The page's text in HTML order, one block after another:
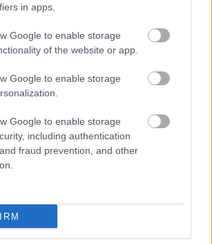
in apps.
Google to enable storage
of the website or app.
Google to enable storage
Google to enable storage
including authentication
fraud prevention, and other
FORMA-1
Kimi Räikkönen, akinek több
világbajnoki címet kellett volna
nyernie a McLarennel
FORMA-1
kitálalt Hamilton F1-es
debütálásáról
volna, sőt, kifejezetten értékeli a
az átigazolási piacon.